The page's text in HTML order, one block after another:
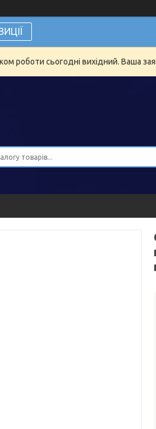
роботи сьогодні вихідний. Ваша